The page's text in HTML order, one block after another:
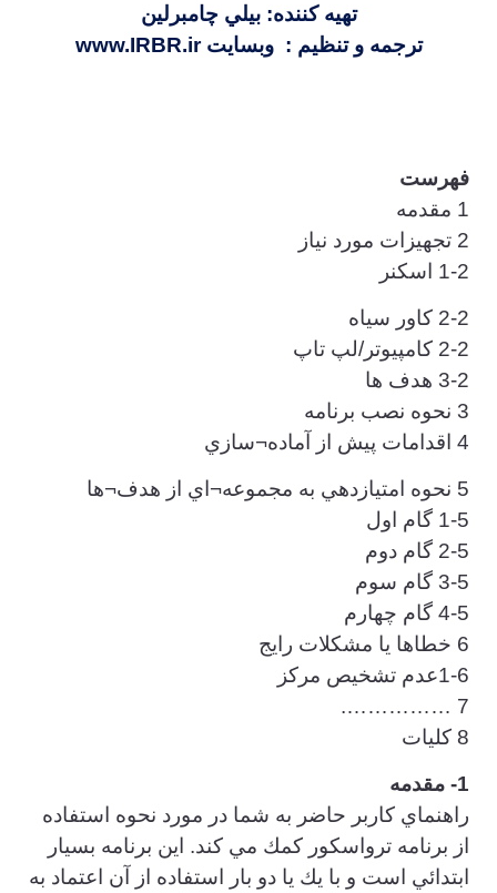
تهيه كننده: بيلي چامبرلين
ترجمه و تنظیم : وبسایت www.IRBR.ir
فهرست
1 مقدمه
2 تجهيزات مورد نياز
1-2 اسكنر
2-2 كاور سياه
2-2 كامپيوتر/لپ تاپ
3-2 هدف ها
3 نحوه نصب برنامه
4 اقدامات پيش از آماده¬سازي
5 نحوه امتيازدهي به مجموعه¬اي از هدف¬ها
1-5 گام اول
2-5 گام دوم
3-5 گام سوم
4-5 گام چهارم
6 خطاها يا مشكلات رايج
1-6عدم تشخيص مركز
7 …………….
8 كليات
1- مقدمه
راهنماي كاربر حاضر به شما در مورد نحوه استفاده
از برنامه ترواسكور كمك مي كند. اين برنامه بسيار
ابتدائي است و با يك يا دو بار استفاده از آن اعتماد به